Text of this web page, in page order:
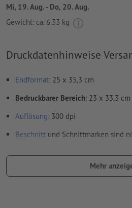
Mi, 19. Aug. - Do, 20. Aug.
Gewicht: ca. 6.33 kg
Druckdatenhinweise
Endformat: 25 x 35,3 cm
Bedruckbarer Bereich: 23 x 33,3 cm
Auflösung: 300 dpi
Beschnitt und Schnittmarken sind
Mehr